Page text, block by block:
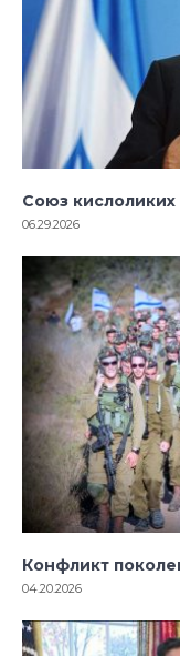
Союз кислоликих
06.29.2026
Конфликт
04.20.2026